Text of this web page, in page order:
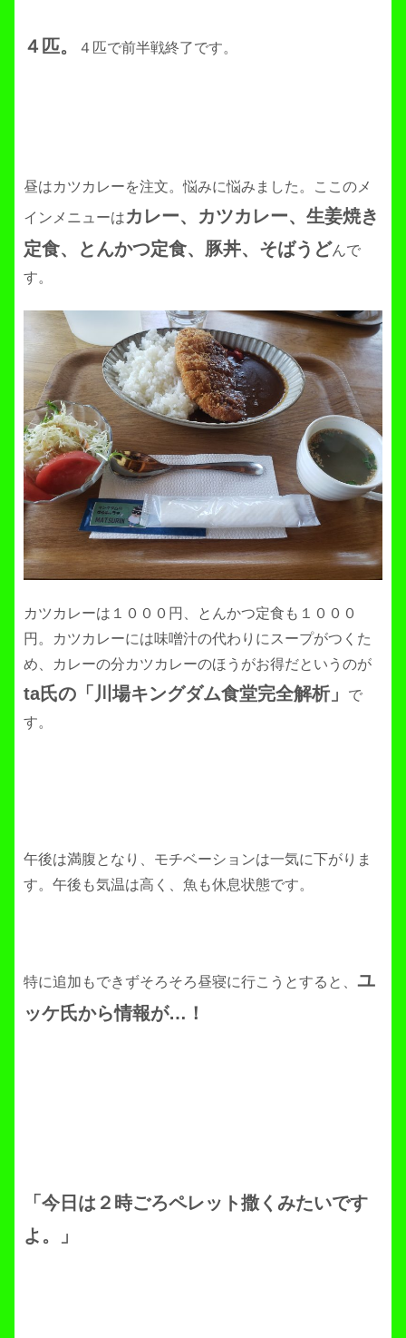
４匹。 ４匹で前半戦終了です。
昼はカツカレーを注文。悩みに悩みました。ここのメ
インメニューはカレー、カツカレー、生姜焼き
定食、とんかつ定食、豚丼、そばうどんで
す。
カツカレーは１０００円、とんかつ定食も１０００
円。カツカレーには味噌汁の代わりにスープがつくた
め、カレーの分カツカレーのほうがお得だというのが
ta氏の「川場キングダム食堂完全解析」
で
す。
午後は満腹となり、モチベーションは一気に下がりま
す。午後も気温は高く、魚も休息状態です。
特に追加もできずそろそろ昼寝に行こうとすると、 ユ
ッケ氏から情報が…！
「今日は２時ごろペレット撒くみたいです
よ。」